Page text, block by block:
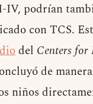
podrían
con TCS.
del Centers for
de
niños